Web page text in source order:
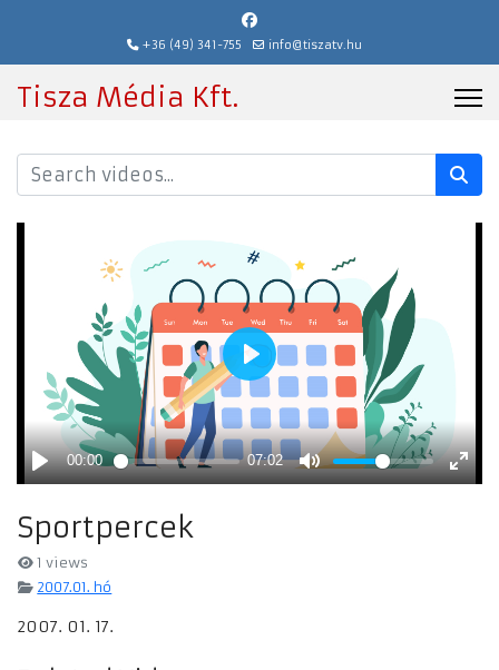
+36 (49) 341-755 info@tiszatv.hu
Tisza Média Kft.
Sportpercek
1 views
2007.01. hó
2007. 01. 17.